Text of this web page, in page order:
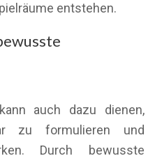
entstehen.
auch dazu dienen,
zu formulieren und
Durch bewusste